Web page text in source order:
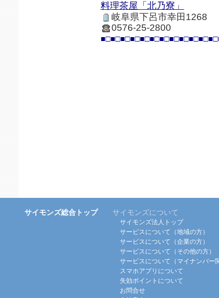
料理茶屋「北乃寮」
岐阜県下呂市幸田1268
0576-25-2800
サイモンズ総合トップ サイモンズについて
サイモンズ法人トップ
サービスについて（地域の方）
サービスについて（企業の方）
サービスについて（その他の方）
サービスについて（マイナンバー
スマホアプリについて
失効ポイントについて
お問合せ